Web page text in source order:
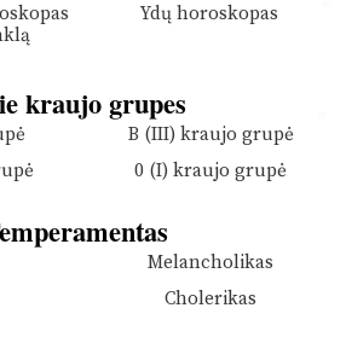
Ydų horoskopas
kraujo grupes
B (III) kraujo grupė
0 (I) kraujo grupė
Melancholikas
Cholerikas